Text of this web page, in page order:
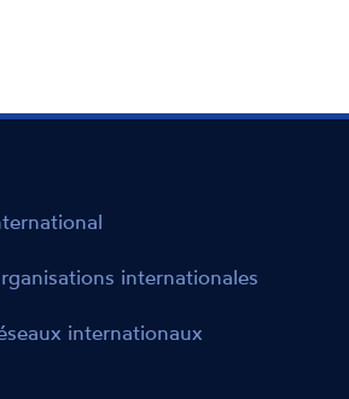
internationales
internationaux